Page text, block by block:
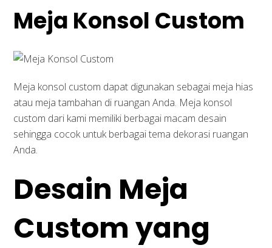
Meja Konsol Custom
Meja konsol custom dapat digunakan sebagai meja hias
atau meja tambahan di ruangan Anda. Meja konsol
custom dari kami memiliki berbagai macam desain
sehingga cocok untuk berbagai tema dekorasi ruangan
Anda.
Desain Meja
Custom yang